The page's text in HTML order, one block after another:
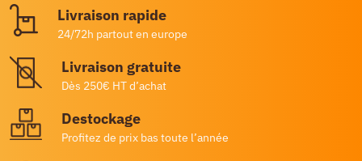
Livraison rapide
24/72h partout en europe
Livraison gratuite
Dès 250€ HT d’achat
Destockage
Profitez de prix bas toute l’année